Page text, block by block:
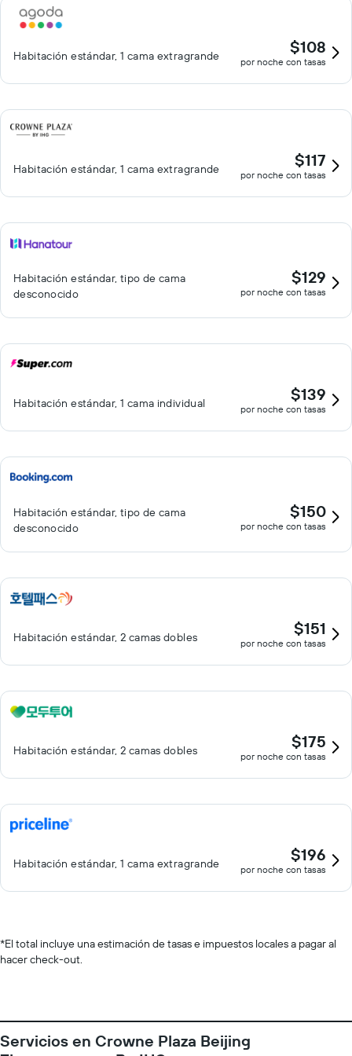
Habitación estándar, 1 cama extragrande $108
por noche con tasas
Habitación estándar, 1 cama extragrande $117
por noche con tasas
Habitación estándar, tipo de cama
desconocido
$129
por noche con tasas
Habitación estándar, 1 cama individual $139
por noche con tasas
Habitación estándar, tipo de cama
desconocido
$150
por noche con tasas
Habitación estándar, 2 camas dobles $151
por noche con tasas
Habitación estándar, 2 camas dobles $175
por noche con tasas
Habitación estándar, 1 cama extragrande $196
por noche con tasas
*El total incluye una estimación de tasas e impuestos locales a pagar al
hacer check-out.
Servicios en Crowne Plaza Beijing